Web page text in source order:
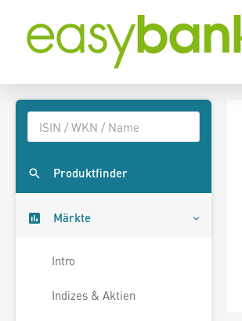
Produktfinder
Märkte
Intro
Indizes & Aktien